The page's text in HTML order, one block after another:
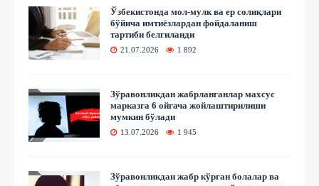
Ўзбекистонда мол-мулк ва ер солиқлари
бўйича имтиёзлардан фойдаланиш
тартиби белгиланди
21.07.2026 1 892
Зўравонликдан жабрланганлар махсус
марказга 6 ойгача жойлаштирилиши
мумкин бўлади
13.07.2026 1 945
Зўравонликдан жабр кўрган болалар ва